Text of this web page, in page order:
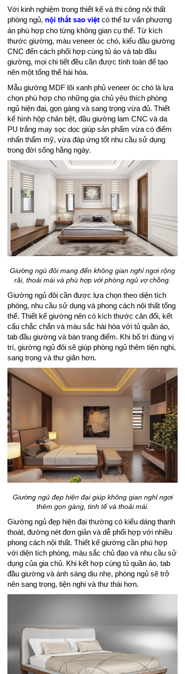
Với kinh nghiệm trong thiết kế và thi công nội thất
phòng ngủ, nội thất sao việt có thể tư vấn phương
án phù hợp cho từng không gian cụ thể. Từ kích
thước giường, màu veneer óc chó, kiểu đầu giường
CNC đến cách phối hợp cùng tủ áo và tab đầu
giường, mọi chi tiết đều cần được tính toán để tạo
nên một tổng thể hài hòa.
Mẫu giường MDF lõi xanh phủ veneer óc chó là lựa
chọn phù hợp cho những gia chủ yêu thích phòng
ngủ hiện đại, gọn gàng và sang trọng vừa đủ. Thiết
kế hình hộp chân bệt, đầu giường lam CNC và da
PU trắng may sọc dọc giúp sản phẩm vừa có điểm
nhấn thẩm mỹ, vừa đáp ứng tốt nhu cầu sử dụng
trong đời sống hằng ngày.
Giường ngủ đôi mang đến không gian nghỉ ngơi rộng
rãi, thoải mái và phù hợp với phòng ngủ vợ chồng.
Giường ngủ đôi cần được lựa chọn theo diện tích
phòng, nhu cầu sử dụng và phong cách nội thất tổng
thể. Thiết kế giường nên có kích thước cân đối, kết
cấu chắc chắn và màu sắc hài hòa với tủ quần áo,
tab đầu giường và bàn trang điểm. Khi bố trí đúng vị
trí, giường ngủ đôi sẽ giúp phòng ngủ thêm tiện nghi,
sang trọng và thư giãn hơn.
Giường ngủ đẹp hiện đại giúp không gian nghỉ ngơi
thêm gọn gàng, tinh tế và thoải mái.
Giường ngủ đẹp hiện đại thường có kiểu dáng thanh
thoát, đường nét đơn giản và dễ phối hợp với nhiều
phong cách nội thất. Thiết kế giường cần phù hợp
với diện tích phòng, màu sắc chủ đạo và nhu cầu sử
dụng của gia chủ. Khi kết hợp cùng tủ quần áo, tab
đầu giường và ánh sáng dịu nhẹ, phòng ngủ sẽ trở
nên sang trọng, tiện nghi và thư thái hơn.